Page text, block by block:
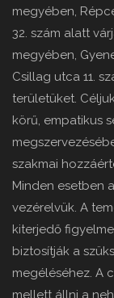
megyében,
32. szám alatt
megyében,
Csillag utca 11.
területüket.
körű, empatikus
szakmai
Minden esetben
vezérelvük. A
kiterjedő
biztosítják a
megéléséhez. A
mellett állni a